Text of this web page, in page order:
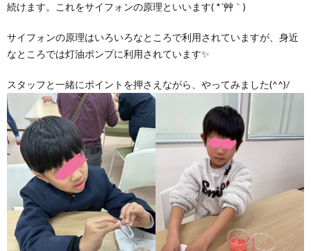
続けます。これをサイフォンの原理といいます( *´艸｀)
サイフォンの原理はいろいろなところで利用されていますが、身近
なところでは灯油ポンプに利用されています✨
スタッフと一緒にポイントを押さえながら、やってみました(^^)/